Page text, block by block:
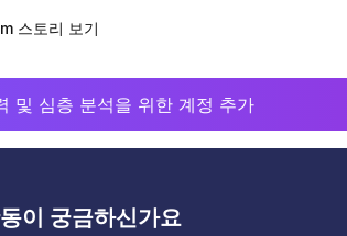
스토리 보기
및 심층 분석을 위한 계정 추가
이 궁금하신가요